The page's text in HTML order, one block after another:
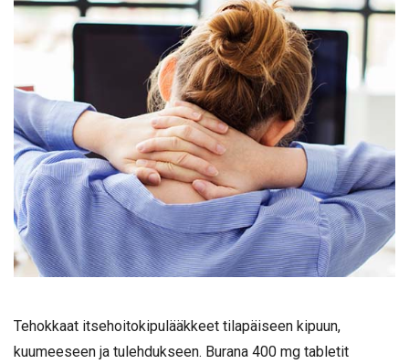
Tehokkaat itsehoitokipulääkkeet tilapäiseen kipuun,
kuumeeseen ja tulehdukseen. Burana 400 mg tabletit